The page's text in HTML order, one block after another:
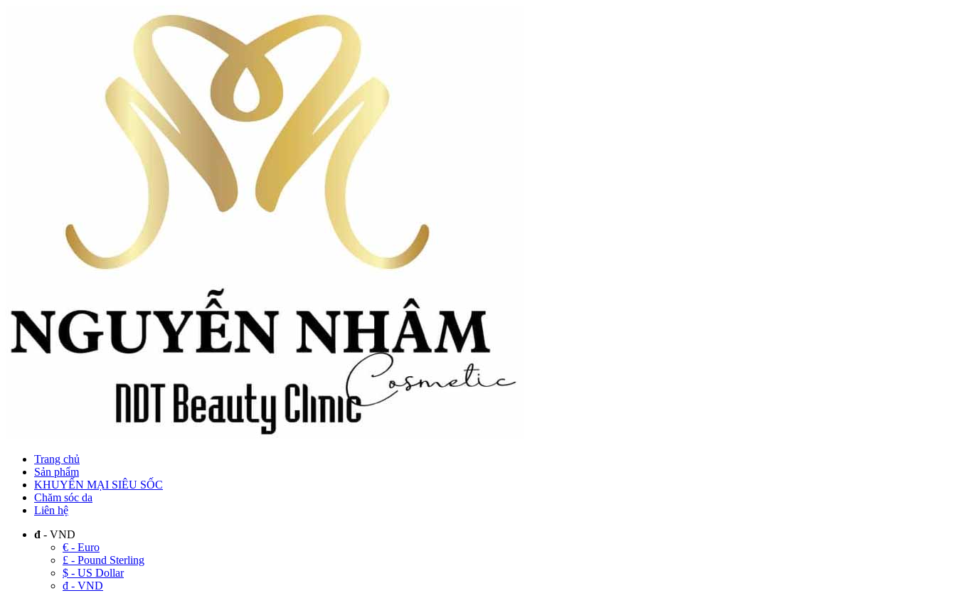
Trang chủ
Sản phẩm
KHUYẾN MẠI SIÊU SỐC
Chăm sóc da
Liên hệ
đ - VND
€ - Euro
£ - Pound Sterling
$ - US Dollar
đ - VND